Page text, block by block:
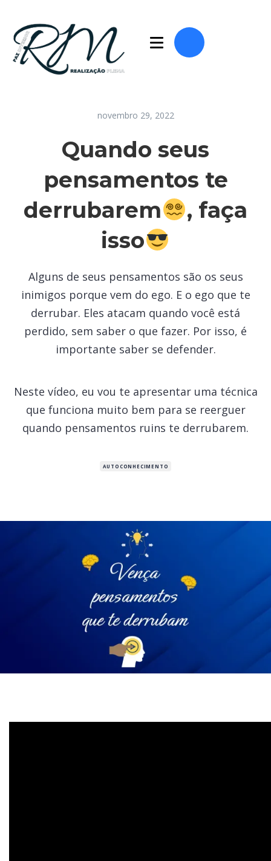
novembro 29, 2022
Quando seus
pensamentos te
derrubarem
, faça
isso
Alguns de seus pensamentos são os seus
inimigos porque vem do ego. E o ego que te
derrubar. Eles atacam quando você está
perdido, sem saber o que fazer. Por isso, é
importante saber se defender.
Neste vídeo, eu vou te apresentar uma técnica
que funciona muito bem para se reerguer
quando pensamentos ruins te derrubarem.
AUTOCONHECIMENTO